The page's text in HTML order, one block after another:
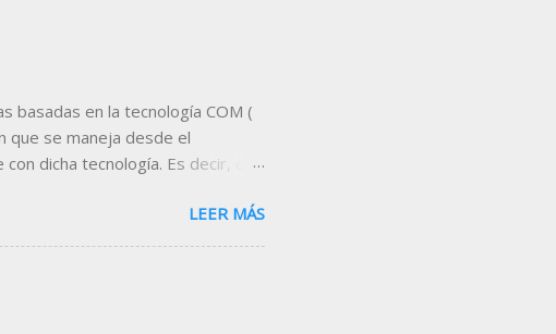
basadas en la tecnología COM (
que se maneja desde el
dicha tecnología. Es decir, que
que proporciona Visual Chart .
es Microsoft Excel . A
que nos permitan
real, indicadores,
LEER MÁS